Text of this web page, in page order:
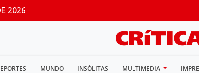
2026
MUNDO INSÓLITAS MULTIMEDIA